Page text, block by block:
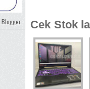
Cek Stok
Blogger.